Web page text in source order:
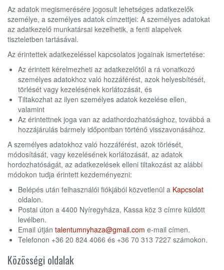
Az adatok megismerésére jogosult lehetséges adatkezelők
személye, a személyes adatok címzettjei: A személyes adatokat
az adatkezelő munkatársai kezelhetik, a fenti alapelvek
tiszteletben tartásával.
Az érintettek adatkezeléssel kapcsolatos jogainak ismertetése:
Az érintett kérelmezheti az adatkezelőtől a rá vonatkozó
személyes adatokhoz való hozzáférést, azok helyesbítését,
törlését vagy kezelésének korlátozását, és
Tiltakozhat az ilyen személyes adatok kezelése ellen,
valamint
Az érintettnek joga van az adathordozhatósághoz, továbbá a
hozzájárulás bármely időpontban történő visszavonásához.
A személyes adatokhoz való hozzáférést, azok törlését,
módosítását, vagy kezelésének korlátozását, az adatok
hordozhatóságát, az adatkezelések elleni tiltakozást az alábbi
módokon tudja érintett kezdeményezni:
Belépés után felhasználói fiókjából közvetlenül a Kapcsolat
oldalon.
Postai úton a 4400 Nyíregyháza, Kassa köz 3 címre küldött
levélben.
Email útján talentumnyhaza@gmail.com e-mail címen.
Telefonon +36 20 824 4066 és +36 70 313 7227 számokon.
Közösségi oldalak